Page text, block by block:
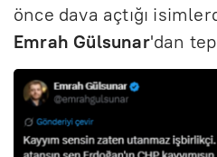
önce dava açtığı
Emrah Gülsunar'dan